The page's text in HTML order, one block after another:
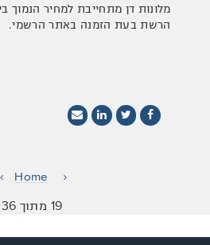
מלונות דן מתחייבת למחיר הנמוך
הרשת בעת הזמנה באתר הרשמי.
Home
19 מתוך 36